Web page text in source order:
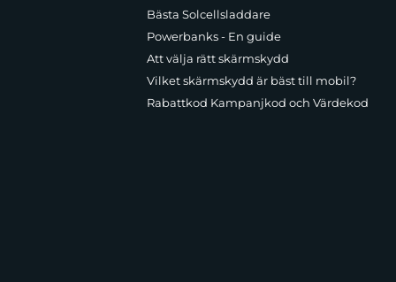
Bästa Solcellsladdare
Powerbanks - En guide
Att välja rätt skärmskydd
Vilket skärmskydd är bäst till mobil?
Rabattkod Kampanjkod och Värdekod